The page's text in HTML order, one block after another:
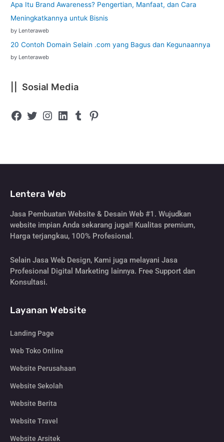
Apa Itu Brand Awareness? Pengertian, Manfaat, dan Cara
Meningkatkannya untuk Bisnis
by Lenteraweb
20 Contoh Domain Selain .com yang Bagus dan Kegunaannya
by Lenteraweb
|| Sosial Media
Lentera Web
Jasa Pembuatan Website & Desain Web #1. Wujudkan
website impian Anda sekarang juga!! Kualitas premium,
Harga terjangkau, 100% Profesional.
Selain Jasa Web Design, Kami juga melayani Jasa
Profesional Digital Marketing lainnya. Free Support dan
Konsultasi.
Layanan Website
Landing Page
Web Toko Online
Website Perusahaan
Website Sekolah
Website Berita
Website Travel
Website Arsitek